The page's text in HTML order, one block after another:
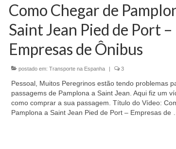
Como Chegar de
Saint Jean Pied de Port –
Empresas de Ônibus
postado em: Transporte na Espanha | 3
Pessoal, Muitos Peregrinos estão tendo problemas
passagems de Pamplona a Saint Jean. Aqui fiz um
como comprar a sua passagem. Título do Vídeo:
Pamplona a Saint Jean Pied de Port – Empresas de